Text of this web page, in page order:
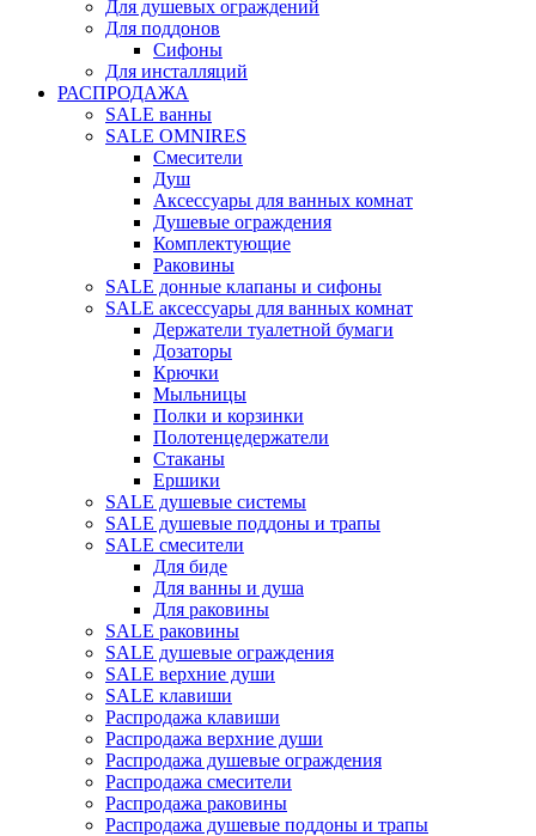
Для душевых ограждений
Для поддонов
Сифоны
Для инсталляций
РАСПРОДАЖА
SALE ванны
SALE OMNIRES
Смесители
Душ
Аксессуары для ванных комнат
Душевые ограждения
Комплектующие
Раковины
SALE донные клапаны и сифоны
SALE аксессуары для ванных комнат
Держатели туалетной бумаги
Дозаторы
Крючки
Мыльницы
Полки и корзинки
Полотенцедержатели
Стаканы
Ершики
SALE душевые системы
SALE душевые поддоны и трапы
SALE смесители
Для биде
Для ванны и душа
Для раковины
SALE раковины
SALE душевые ограждения
SALE верхние души
SALE клавиши
Распродажа клавиши
Распродажа верхние души
Распродажа душевые ограждения
Распродажа смесители
Распродажа раковины
Распродажа душевые поддоны и трапы